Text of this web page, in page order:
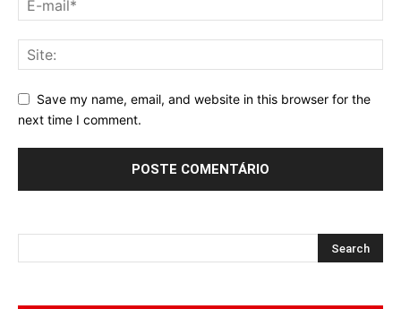
Save my name, email, and website in this browser for the
next time I comment.